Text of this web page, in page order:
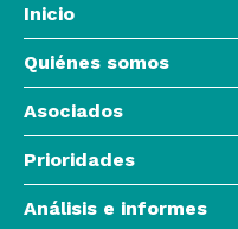
Inicio
Quiénes somos
Asociados
Prioridades
Análisis e informes